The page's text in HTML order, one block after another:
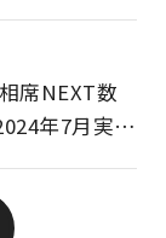
ート
席NEXT数
年7⽉実績